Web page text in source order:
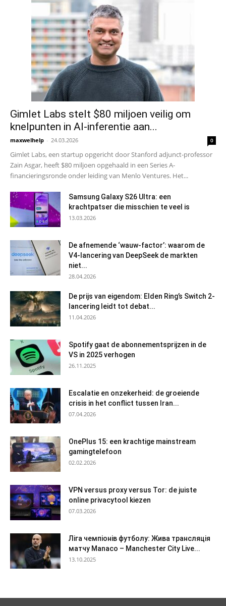
Gimlet Labs stelt $80 miljoen veilig om
knelpunten in AI-inferentie aan...
maxwelhelp - 24.03.2026 0
Gimlet Labs, een startup opgericht door Stanford adjunct-professor
Zain Asgar, heeft $80 miljoen opgehaald in een Series A-
financieringsronde onder leiding van Menlo Ventures. Het...
Samsung Galaxy S26 Ultra: een
krachtpatser die misschien te veel is
13.03.2026
De afnemende ‘wauw-factor’: waarom de
V4-lancering van DeepSeek de markten
niet...
28.04.2026
De prijs van eigendom: Elden Ring’s Switch 2-
lancering leidt tot debat...
11.04.2026
Spotify gaat de abonnementsprijzen in de
VS in 2025 verhogen
26.11.2025
Escalatie en onzekerheid: de groeiende
crisis in het conflict tussen Iran...
07.04.2026
OnePlus 15: een krachtige mainstream
gamingtelefoon
02.02.2026
VPN versus proxy versus Tor: de juiste
online privacytool kiezen
07.03.2026
Ліга чемпіонів футболу: Жива трансляція
матчу Manaco – Manchester City Live...
13.10.2025